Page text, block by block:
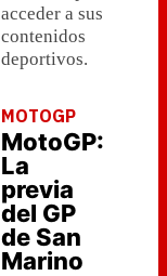
acceder a sus
contenidos
deportivos.
MOTOGP
MotoGP:
La
previa
del GP
de San
Marino